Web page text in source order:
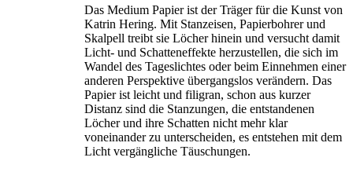
Das Medium Papier ist der Träger für die Kunst von
Katrin Hering. Mit Stanzeisen, Papierbohrer und
Skalpell treibt sie Löcher hinein und versucht damit
Licht- und Schatten­effekte herzustellen, die sich im
Wandel des Tageslichtes oder beim Einnehmen einer
anderen Perspektive über­gangslos verändern. Das
Papier ist leicht und filigran, schon aus kurzer
Distanz sind die Stanzungen, die entstandenen
Löcher und ihre Schatten nicht mehr klar
voneinander zu unterscheiden, es entstehen mit dem
Licht vergängliche Täuschungen.